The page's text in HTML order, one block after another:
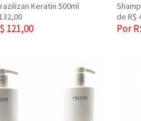
Keratin 500ml
121,00
de R$
Por